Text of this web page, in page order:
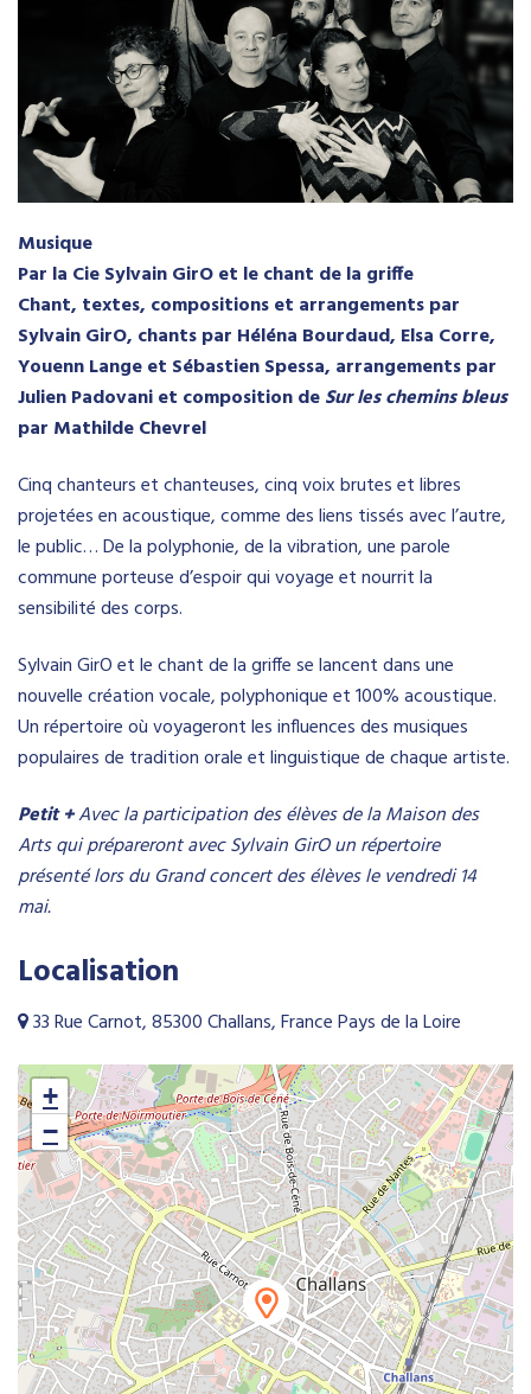
Musique
Par la Cie Sylvain GirO et le chant de la griffe
Chant, textes, compositions et arrangements par
Sylvain GirO, chants par Héléna Bourdaud, Elsa Corre,
Youenn Lange et Sébastien Spessa, arrangements par
Julien Padovani et composition deSur les chemins bleus
par Mathilde Chevrel
Cinq chanteurs et chanteuses, cinq voix brutes et libres
projetées en acoustique, comme des liens tissés avec l’autre,
le public… De la polyphonie, de la vibration, une parole
commune porteuse d’espoir qui voyage et nourrit la
sensibilité des corps.
Sylvain GirO et le chant de la griffe se lancent dans une
nouvelle création vocale, polyphonique et 100% acoustique.
Un répertoire où voyageront les influences des musiques
populaires de tradition orale et linguistique de chaque artiste.
Petit +Avec la participation des élèves de la Maison des
Arts qui prépareront avec Sylvain GirO un répertoire
présenté lors du Grand concert des élèves le vendredi 14
mai.
Localisation
33 Rue Carnot, 85300 Challans, France Pays de la Loire
+
−